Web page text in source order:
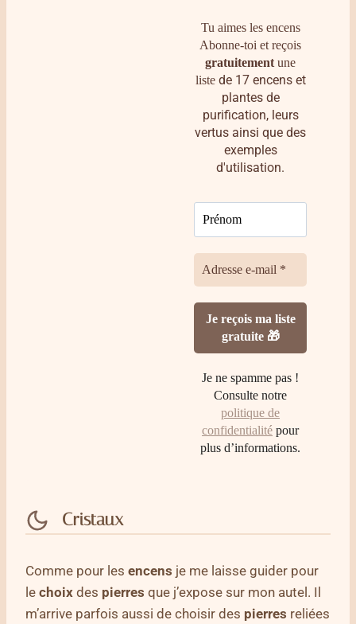
Tu aimes les encens
Abonne-toi et reçois
gratuitementune
liste de 17 encens et
plantes de
purification, leurs
vertus ainsi que des
exemples
d'utilisation.
Je ne spamme pas !
Consulte notre
politique de
confidentialité pour
plus d’informations.
Cristaux
Comme pour les encens je me laisse guider pour
le choix des pierres que j’expose sur mon autel. Il
m’arrive parfois aussi de choisir des pierres reliées